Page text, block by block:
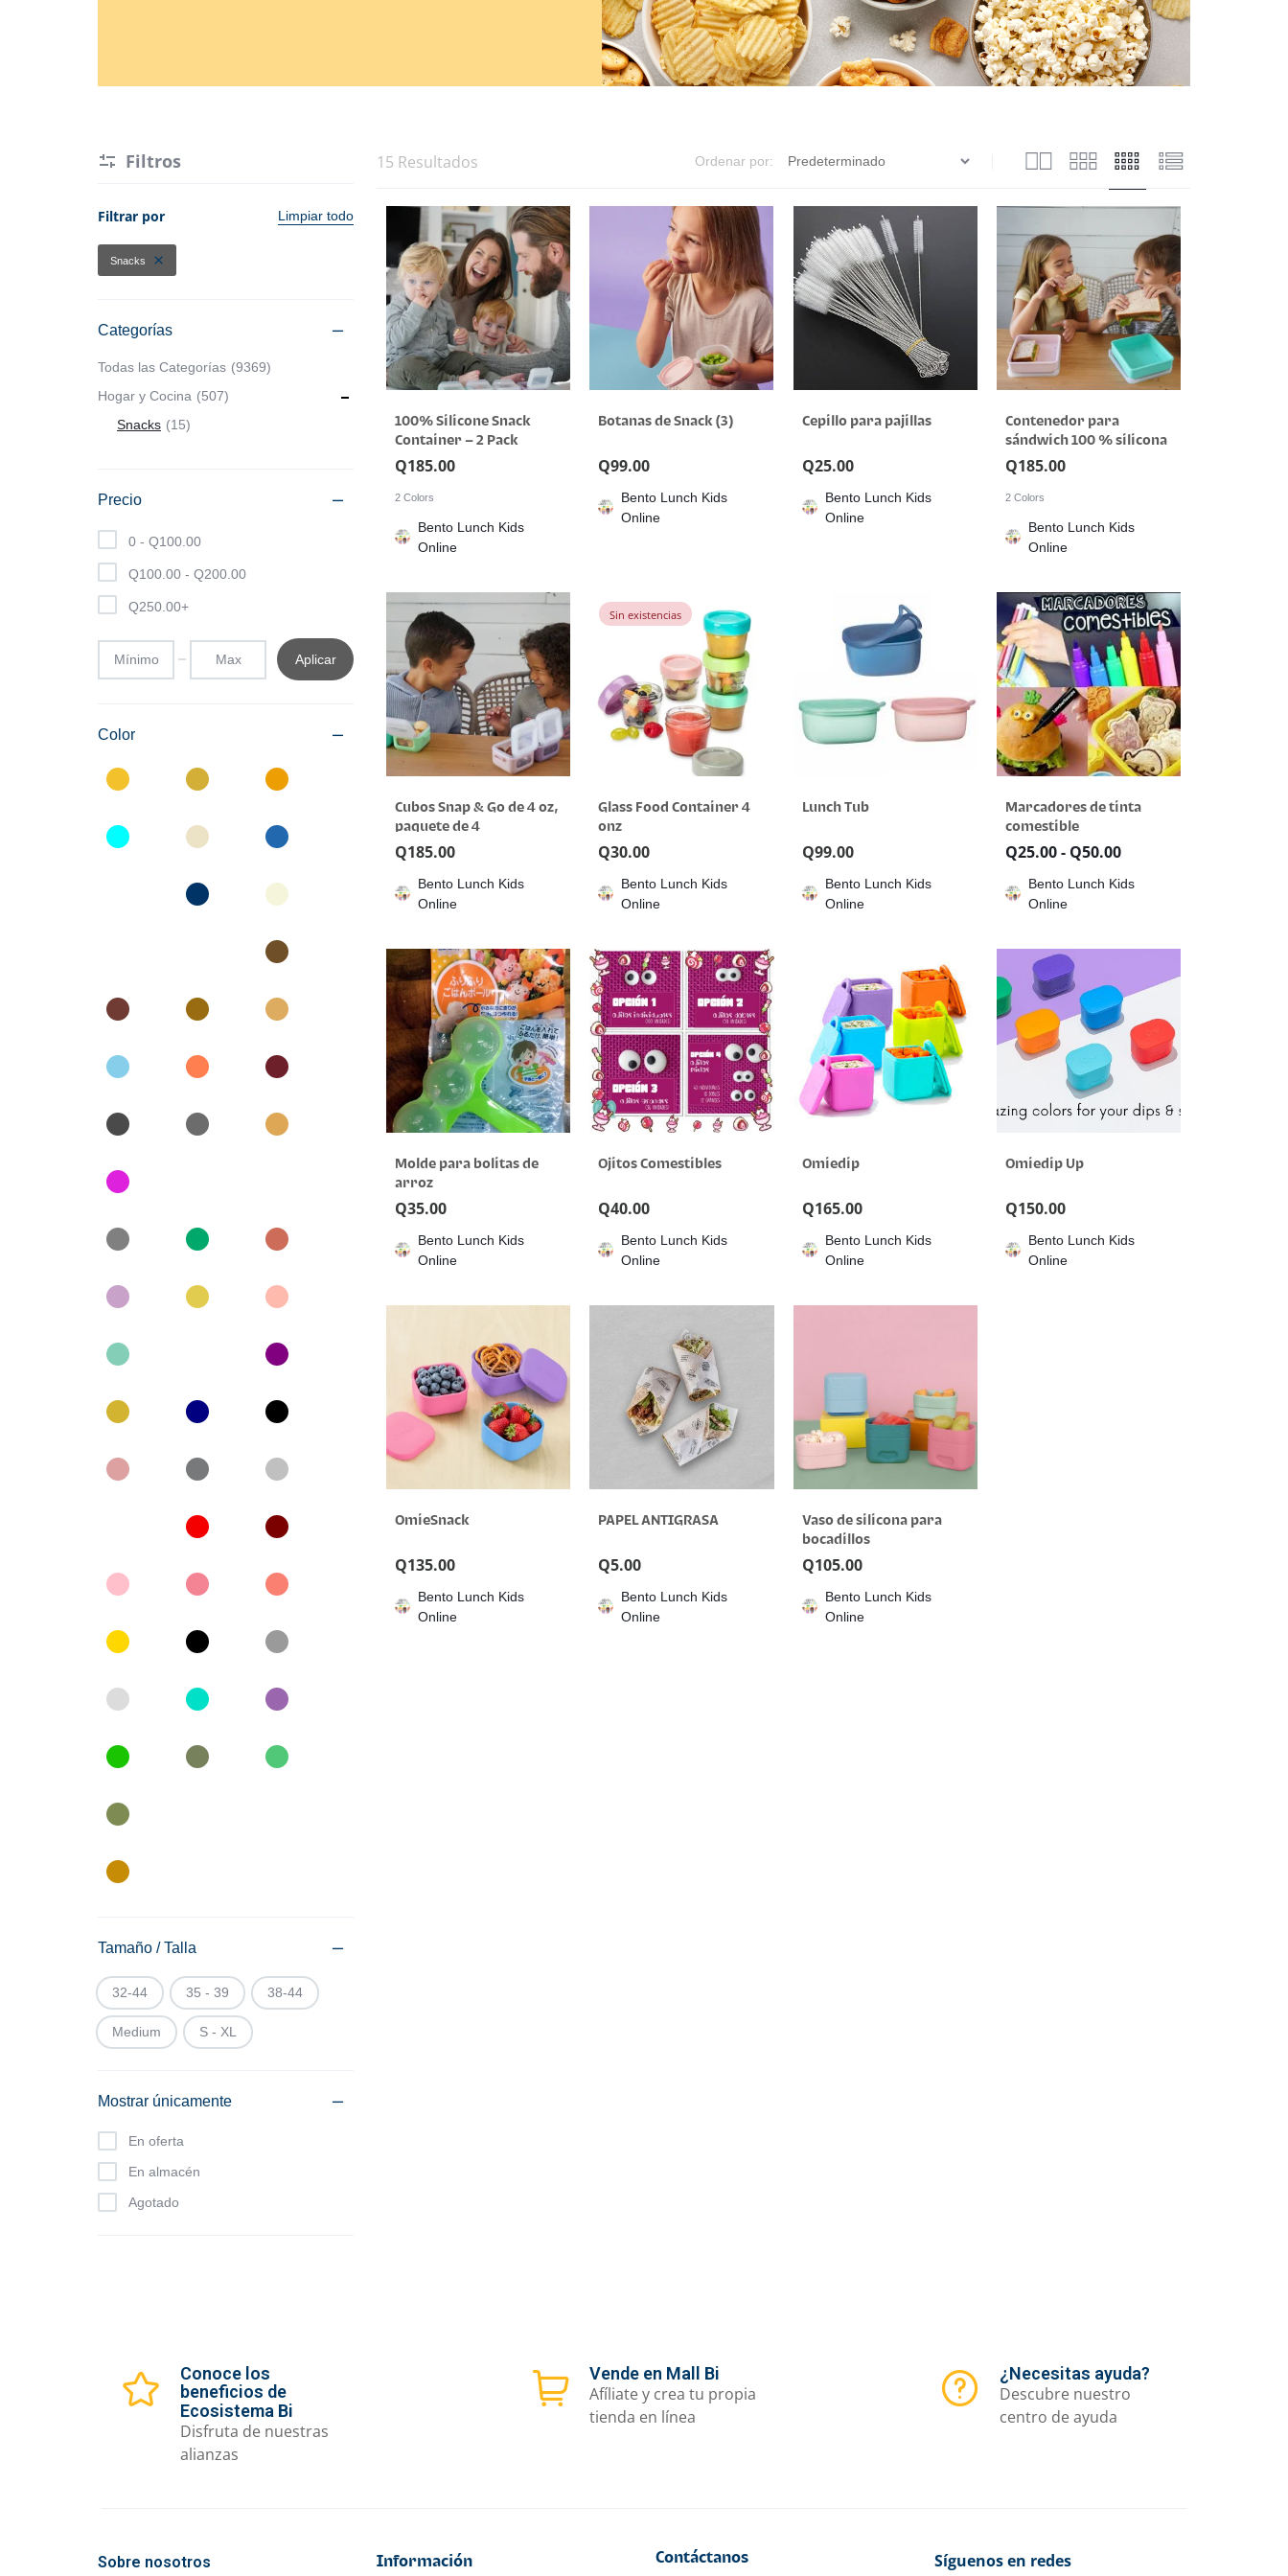
Belleza
Ver más categorías
Ver más categorías 15 Resultados Ordenar por:
100% Silicone Snack
Container – 2 Pack
Q185.00
2 Colors
Bento Lunch Kids
Online
Botanas de Snack (3)
Q99.00
Bento Lunch Kids
Online
Cepillo para pajillas
Q25.00
Bento Lunch Kids
Online
Contenedor para
sándwich 100 % silicona
Q185.00
2 Colors
Bento Lunch Kids
Online
Cubos Snap & Go de 4 oz,
paquete de 4
Q185.00
Bento Lunch Kids
Online
Sin existencias
Glass Food Container 4
onz
Q30.00
Bento Lunch Kids
Online
Lunch Tub
Q99.00
Bento Lunch Kids
Online
Marcadores de tinta
comestible
Q25.00- Q50.00
Bento Lunch Kids
Online
Molde para bolitas de
arroz
Q35.00
Bento Lunch Kids
Online
Ojitos Comestibles
Q40.00
Bento Lunch Kids
Online
Omiedip
Q165.00
Bento Lunch Kids
Online
Omiedip Up
Q150.00
Bento Lunch Kids
Online
OmieSnack
Q135.00
Bento Lunch Kids
Online
PAPEL ANTIGRASA
Q5.00
Bento Lunch Kids
Online
Vaso de silicona para
bocadillos
Q105.00
Bento Lunch Kids
Online
Filtros
Filtrar por Limpiar todo
Snacks
Categorías
Todas las Categorías
9369
Hogar y Cocina
507
Snacks
15
Precio
0 - Q100.00
Q100.00 - Q200.00
Q250.00+
Aplicar
Color
Tamaño / Talla
32-44 35 - 39 38-44
Medium S - XL
Mostrar únicamente
En oferta
En almacén
Agotado
Conoce los
beneficios de
Ecosistema Bi
Disfruta de nuestras
alianzas
Vende en Mall Bi
Afíliate y crea tu propia
tienda en línea
¿Necesitas ayuda?
Descubre nuestro
centro de ayuda
Sobre nosotros Información Contáctanos Síguenos en redes